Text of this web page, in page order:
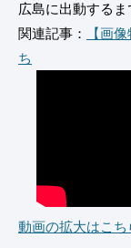
広島に出動するま
関連記事：
【画
ち
動画の拡大はこち